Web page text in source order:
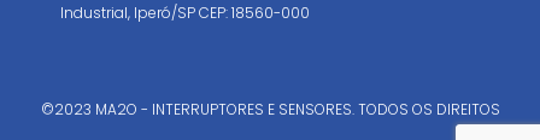
Industrial, Iperó/SP CEP: 18560-000
©2023 MA2O - INTERRUPTORES E SENSORES. TODOS OS DIREITOS